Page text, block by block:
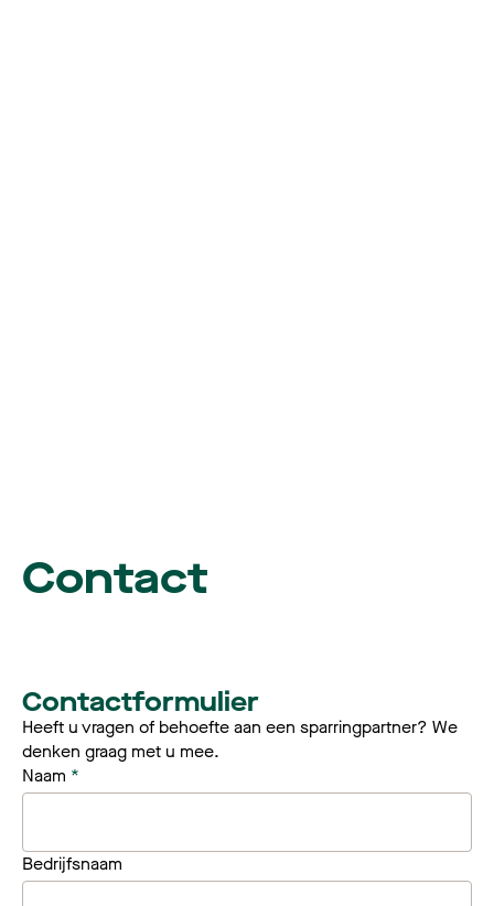
Contact
Contactformulier
Heeft u vragen of behoefte aan een sparringpartner? We
denken graag met u mee.
Naam *
Bedrijfsnaam